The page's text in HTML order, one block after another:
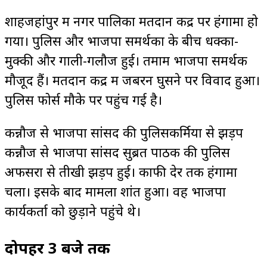
शाहजहांपुर में नगर पालिका मतदान केंद्र पर हंगामा हो
गया। पुलिस और भाजपा समर्थकों के बीच धक्का-
मुक्की और गाली-गलौज हुई। तमाम भाजपा समर्थक
मौजूद हैं। मतदान केंद्र में जबरन घुसने पर विवाद हुआ।
पुलिस फोर्स मौके पर पहुंच गई है।
कन्नौज से भाजपा सांसद की पुलिसकर्मियों से झड़प
कन्नौज से भाजपा सांसद सुब्रत पाठक की पुलिस
अफसरों से तीखी झड़प हुई। काफी देर तक हंगामा
चला। इसके बाद मामला शांत हुआ। वह भाजपा
कार्यकर्ता को छुड़ाने पहुंचे थे।
दोपहर 3 बजे तक